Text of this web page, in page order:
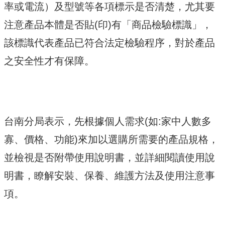
率或電流）及型號等各項標示是否清楚，尤其要
注意產品本體是否貼(印)有「商品檢驗標識」，
該標識代表產品已符合法定檢驗程序，對於產品
之安全性才有保障。
台南分局表示，先根據個人需求(如:家中人數多
寡、價格、功能)來加以選購所需要的產品規格，
並檢視是否附帶使用說明書，並詳細閱讀使用說
明書，瞭解安裝、保養、維護方法及使用注意事
項。